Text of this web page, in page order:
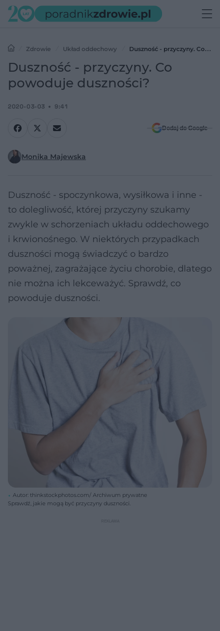
Zdrowie Układ oddechowy
Duszność - przyczyny. Co
powoduje duszności?
Duszność - przyczyny. Co
powoduje duszności?
2020-03-03 9:41
Dodaj do Google
Monika Majewska
Duszność - spoczynkowa, wysiłkowa i inne -
to dolegliwość, której przyczyny szukamy
zwykle w schorzeniach układu oddechowego
i krwionośnego. W niektórych przypadkach
duszności mogą świadczyć o bardzo
poważnej, zagrażające życiu chorobie, dlatego
nie można ich lekceważyć. Sprawdź, co
powoduje duszności.
Autor: thinkstockphotos.com/ Archiwum prywatne
Sprawdź, jakie mogą być przyczyny duszności.